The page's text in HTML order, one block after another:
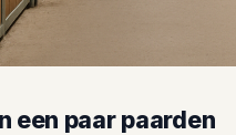
een paar paarden